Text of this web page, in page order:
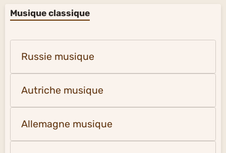
Musique classique
Russie musique
Autriche musique
Allemagne musique